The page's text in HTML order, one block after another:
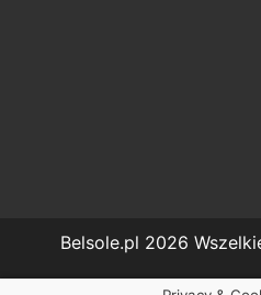
Belsole.pl 2026